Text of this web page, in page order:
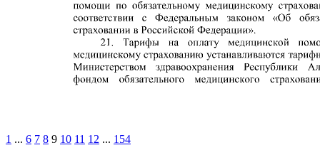
1 ... 6 7 8 9 10 11 12 ... 154